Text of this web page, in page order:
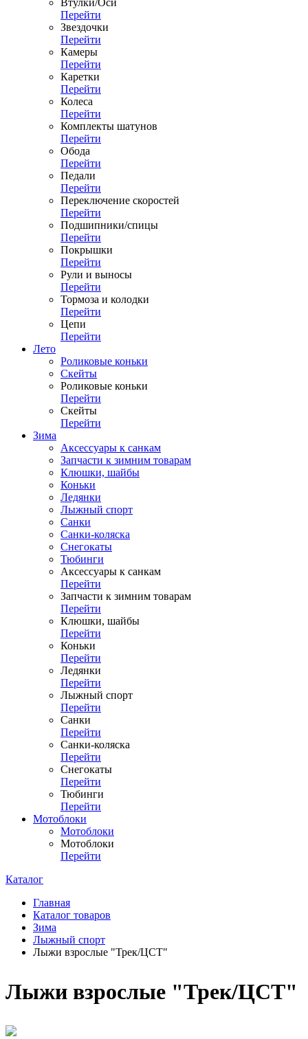
Втулки/Оси
Перейти
Звездочки
Перейти
Камеры
Перейти
Каретки
Перейти
Колеса
Перейти
Комплекты шатунов
Перейти
Обода
Перейти
Педали
Перейти
Переключение скоростей
Перейти
Подшипники/спицы
Перейти
Покрышки
Перейти
Рули и выносы
Перейти
Тормоза и колодки
Перейти
Цепи
Перейти
Лето
Роликовые коньки
Скейты
Роликовые коньки
Перейти
Скейты
Перейти
Зима
Аксессуары к санкам
Запчасти к зимним товарам
Клюшки, шайбы
Коньки
Ледянки
Лыжный спорт
Санки
Санки-коляска
Снегокаты
Тюбинги
Аксессуары к санкам
Перейти
Запчасти к зимним товарам
Перейти
Клюшки, шайбы
Перейти
Коньки
Перейти
Ледянки
Перейти
Лыжный спорт
Перейти
Санки
Перейти
Санки-коляска
Перейти
Снегокаты
Перейти
Тюбинги
Перейти
Мотоблоки
Мотоблоки
Мотоблоки
Перейти
Каталог
Главная
Каталог товаров
Зима
Лыжный спорт
Лыжи взрослые "Трек/ЦСТ"
Лыжи взрослые "Трек/ЦСТ"